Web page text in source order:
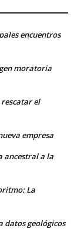
encuentros
moratoria
el
empresa
ancestral a la
La
datos geológicos